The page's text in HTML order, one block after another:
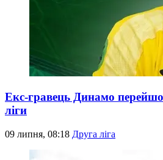
Екс-гравець Динамо
ліги
09 липня, 08:18 Друга ліга